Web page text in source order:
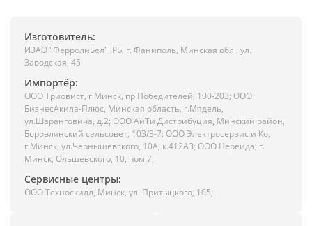
Изготовитель:
ИЗАО "ФерролиБел", РБ, г. Фаниполь, Минская обл., ул.
Заводская, 45
Импортёр:
ООО Триовист, г.Минск, пр.Победителей, 100-203; ООО
БизнесАкила-Плюс, Минская область, г.Мядель,
ул.Шаранговича, д.2; ООО АйТи Дистрибуция, Минский район,
Боровлянский сельсовет, 103/3-7; ООО Электросервис и Ко,
г.Минск, ул.Чернышевского, 10А, к.412АЗ; ООО Нереида, г.
Минск, Ольшевского, 10, пом.7;
Сервисные центры:
ООО Техноскилл, Минск, ул. Притыцкого, 105;